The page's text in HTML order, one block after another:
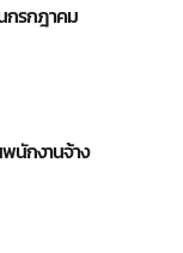
กรกฎาคม
นักงานจ้าง